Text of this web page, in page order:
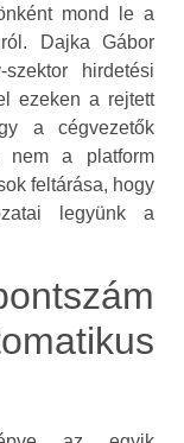
mond le a
Dajka Gábor
hirdetési
ezeken a rejtett
a cégvezetők
nem a platform
feltárása, hogy
legyünk a